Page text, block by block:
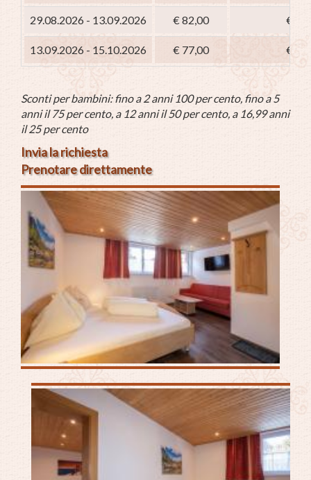
29.08.2026 - 13.09.2026 € 82,00 €
13.09.2026 - 15.10.2026 € 77,00 €
Sconti per bambini: fino a 2 anni 100 per cento, fino a 5
anni il 75 per cento, a 12 anni il 50 per cento, a 16,99 anni
il 25 per cento
Invia la richiesta
Prenotare direttamente